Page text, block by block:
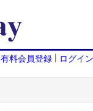
有料会員登録 | ログイン